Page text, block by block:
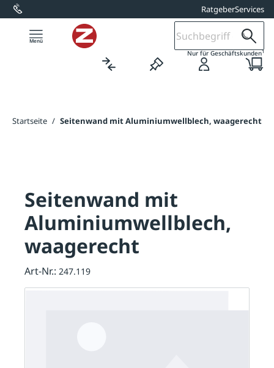
springen RatgeberServices
Nur für Geschäftskunden1
Startseite / Seitenwand mit Aluminiumwellblech, waagerecht
Seitenwand mit
Aluminiumwellblech,
waagerecht
Art-Nr.: 247.119